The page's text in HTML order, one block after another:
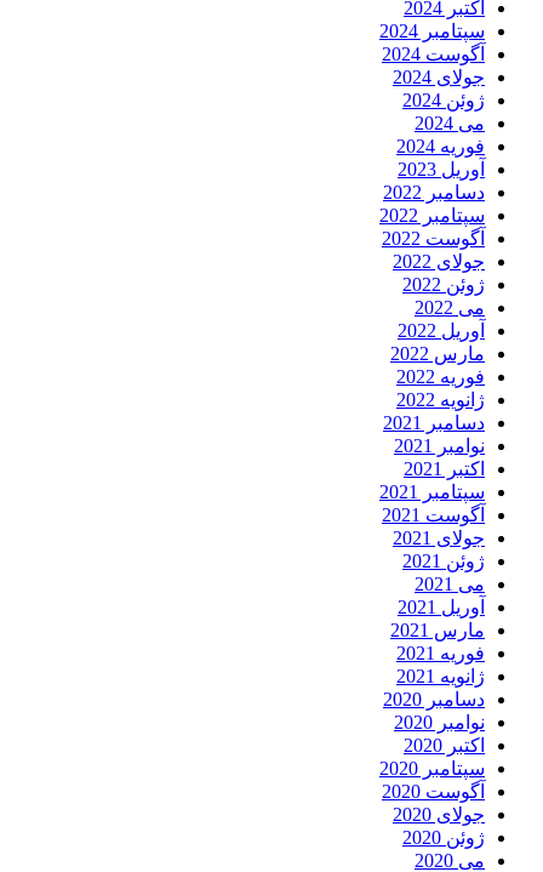
اکتبر 2024
سپتامبر 2024
آگوست 2024
جولای 2024
ژوئن 2024
می 2024
فوریه 2024
آوریل 2023
دسامبر 2022
سپتامبر 2022
آگوست 2022
جولای 2022
ژوئن 2022
می 2022
آوریل 2022
مارس 2022
فوریه 2022
ژانویه 2022
دسامبر 2021
نوامبر 2021
اکتبر 2021
سپتامبر 2021
آگوست 2021
جولای 2021
ژوئن 2021
می 2021
آوریل 2021
مارس 2021
فوریه 2021
ژانویه 2021
دسامبر 2020
نوامبر 2020
اکتبر 2020
سپتامبر 2020
آگوست 2020
جولای 2020
ژوئن 2020
می 2020